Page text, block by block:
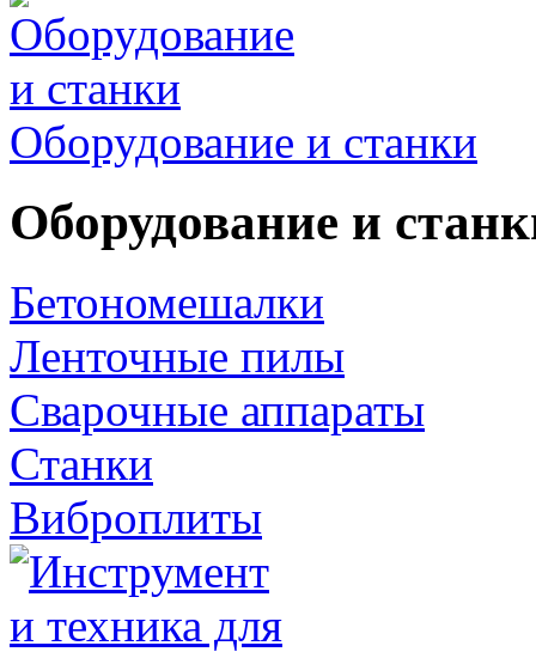
Оборудование и станки
Оборудование и
Бетономешалки
Ленточные пилы
Сварочные аппараты
Станки
Виброплиты